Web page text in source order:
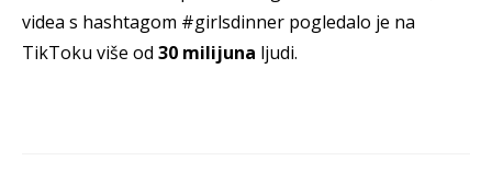
videa s hashtagom #girlsdinner pogledalo je na
TikToku više od 30 milijuna ljudi.